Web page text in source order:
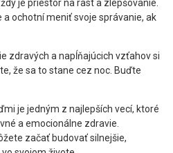
je priestor na rast a zlepšovanie.
ochotní meniť svoje správanie, ak
zdravých a napĺňajúcich vzťahov si
že sa to stane cez noc. Buďte
je jedným z najlepších vecí, ktoré
a emocionálne zdravie.
začať budovať silnejšie,